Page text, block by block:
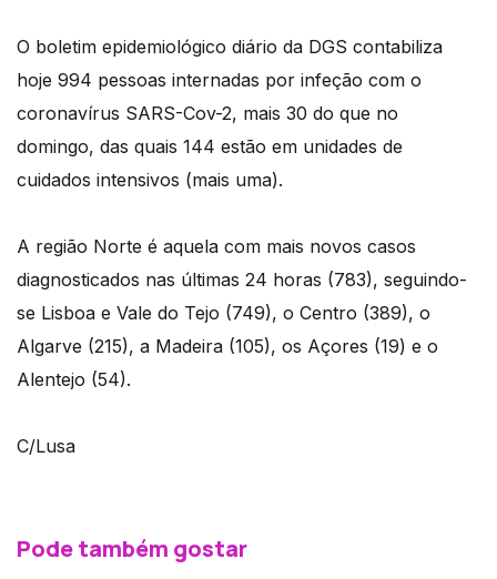
O boletim epidemiológico diário da DGS contabiliza
hoje 994 pessoas internadas por infeção com o
coronavírus SARS-Cov-2, mais 30 do que no
domingo, das quais 144 estão em unidades de
cuidados intensivos (mais uma).
A região Norte é aquela com mais novos casos
diagnosticados nas últimas 24 horas (783), seguindo-
se Lisboa e Vale do Tejo (749), o Centro (389), o
Algarve (215), a Madeira (105), os Açores (19) e o
Alentejo (54).
C/Lusa
Pode também gostar